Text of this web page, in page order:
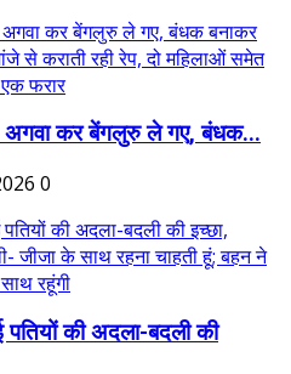
अगवा कर बेंगलुरु ले गए, बंधक...
0
पतियों की अदला-बदली की